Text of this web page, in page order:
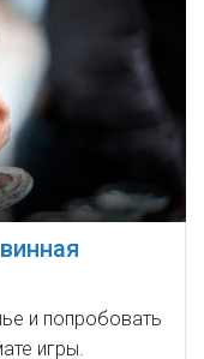
и попробовать
игры.